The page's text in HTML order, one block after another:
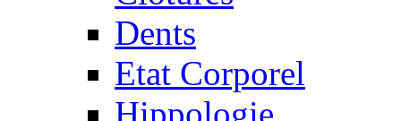
Dents
Etat Corporel
Hippologie